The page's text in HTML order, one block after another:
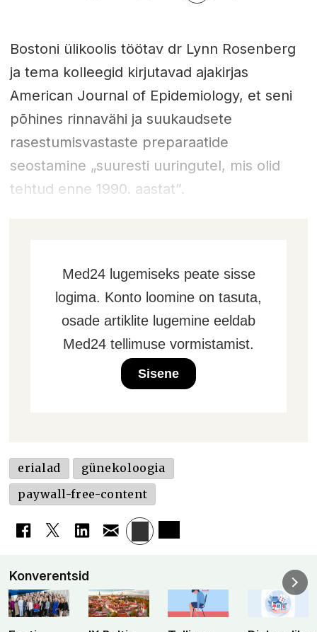
Bostoni ülikoolis töötav dr Lynn Rosenberg
ja tema kolleegid kirjutavad ajakirjas
American Journal of Epidemiology, et seni
põhines rinnavähi ja suukaudsete
rasestumisvastaste preparaatide
seostamine „suuresti uuringutel, mis olid
tehtud enne 1990. aastat”.
Med24 lugemiseks peate sisse
logima. Konto loomine on tasuta,
osade artiklite lugemine eeldab
Med24 tellimuse vormistamist.
Sisene
erialad
günekoloogia
paywall-free-content
Konverentsid